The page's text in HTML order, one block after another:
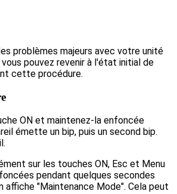
problèmes majeurs avec votre unité
pouvez revenir à l'état initial de
cette procédure.
ON et maintenez-la enfoncée
émette un bip, puis un second bip.
sur les touches ON, Esc et Menu
pendant quelques secondes
affiche "Maintenance Mode". Cela peut